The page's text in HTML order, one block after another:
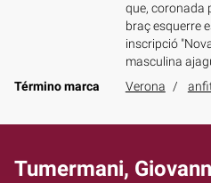
que, coronada
braç esquerre
inscripció
masculina
Término marca
Verona
Tumermani,